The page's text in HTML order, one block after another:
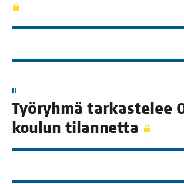
II
Työ­ryh­mä tar­kas­te­lee
kou­lun tilannetta